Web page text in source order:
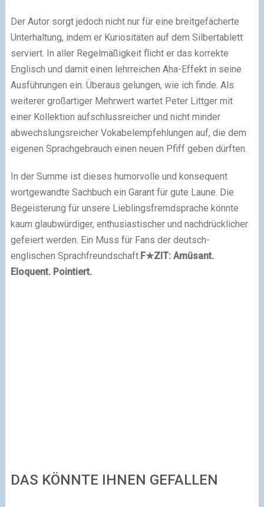
Der Autor sorgt jedoch nicht nur für eine breitgefächerte
Unterhaltung, indem er Kuriositäten auf dem Silbertablett
serviert. In aller Regelmäßigkeit flicht er das korrekte
Englisch und damit einen lehrreichen Aha-Effekt in seine
Ausführungen ein. Überaus gelungen, wie ich finde. Als
weiterer großartiger Mehrwert wartet Peter Littger mit
einer Kollektion aufschlussreicher und nicht minder
abwechslungsreicher Vokabelempfehlungen auf, die dem
eigenen Sprachgebrauch einen neuen Pfiff geben dürften.
In der Summe ist dieses humorvolle und konsequent
wortgewandte Sachbuch ein Garant für gute Laune. Die
Begeisterung für unsere Lieblingsfremdsprache könnte
kaum glaubwürdiger, enthusiastischer und nachdrücklicher
gefeiert werden. Ein Muss für Fans der deutsch-
englischen Sprachfreundschaft.F★ZIT: Amüsant.
Eloquent. Pointiert.
DAS KÖNNTE IHNEN GEFALLEN